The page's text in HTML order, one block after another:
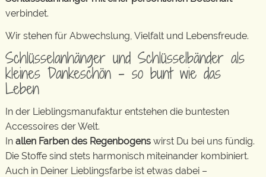
verbindet.
Wir stehen für Abwechslung, Vielfalt und Lebensfreude.
Schlüsselanhänger und Schlüsselbänder als
kleines Dankeschön – so bunt wie das
Leben
In der Lieblingsmanufaktur entstehen die buntesten
Accessoires der Welt.
In allen Farben des Regenbogens wirst Du bei uns fündig.
Die Stoffe sind stets harmonisch miteinander kombiniert.
Auch in Deiner Lieblingsfarbe ist etwas dabei –